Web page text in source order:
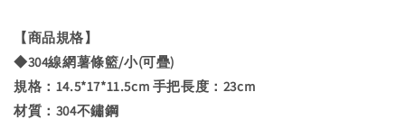
【商品規格】
◆304線網薯條籃/小(可疊)
規格：14.5*17*11.5cm 手把長度：23cm
材質：304不鏽鋼